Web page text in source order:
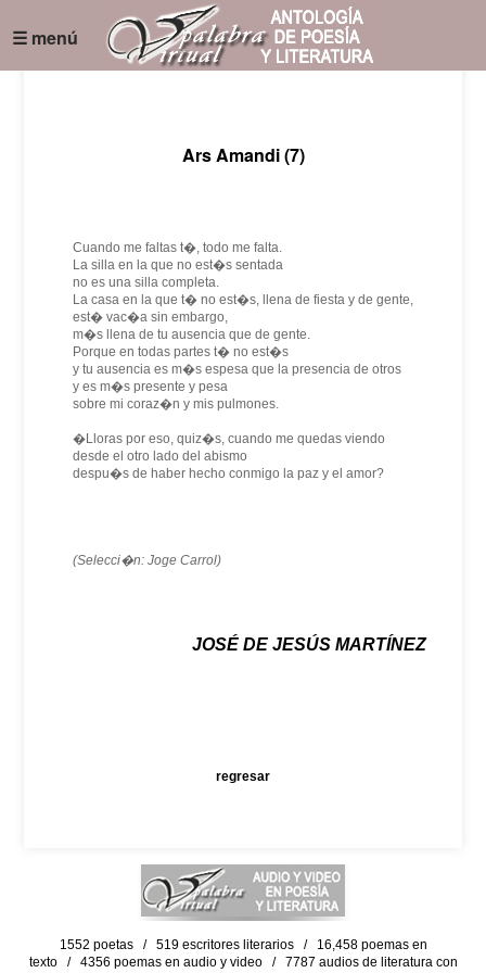
☰ menú
Ars Amandi (7)
Cuando me faltas t�, todo me falta.
La silla en la que no est�s sentada
no es una silla completa.
La casa en la que t� no est�s, llena de fiesta y de gente,
est� vac�a sin embargo,
m�s llena de tu ausencia que de gente.
Porque en todas partes t� no est�s
y tu ausencia es m�s espesa que la presencia de otros
y es m�s presente y pesa
sobre mi coraz�n y mis pulmones.
�Lloras por eso, quiz�s, cuando me quedas viendo
desde el otro lado del abismo
despu�s de haber hecho conmigo la paz y el amor?
(Selecci�n: Joge Carrol)
JOSÉ DE JESÚS MARTÍNEZ
regresar
1552 poetas / 519 escritores literarios / 16,458 poemas en
texto / 4356 poemas en audio y video / 7787 audios de literatura con